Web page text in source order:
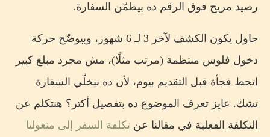
رصيد مريح فوق الرقم ده بيطمّن السفارة.
حاول يكون الكشف لآخر 3 لـ 6 شهور، وبيوضّح حركة
دخول فلوس منتظمة (مرتب مثلًا)، مش مجرد مبلغ كبير
اتحط فجأة قبل التقديم بيوم، لأن ده بيخلّي السفارة
تشك. عايز تعرف الموضوع ده بتفصيل أكتر؟ هنتكلم عن
التكلفة الفعلية في مقالنا عن تكلفة السفر إلى منغوليا